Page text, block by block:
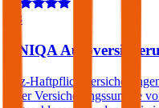
4,3
UNIQA
Kfz-
einer Versicherungssumme